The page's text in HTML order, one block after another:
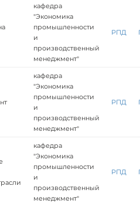
кафедра
"Экономика
промышленности
и
производственный
менеджмент"
РПД
кафедра
"Экономика
промышленности
и
производственный
менеджмент"
РПД
кафедра
"Экономика
промышленности
и
производственный
менеджмент"
РПД